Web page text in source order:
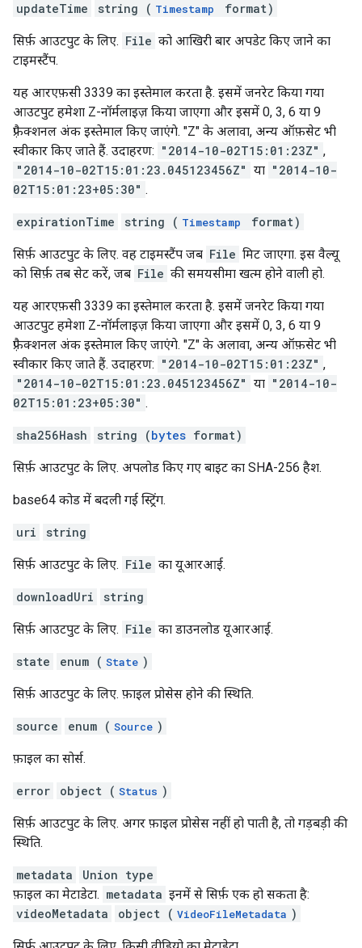
updateTime string ( Timestamp format)
सिर्फ़ आउटपुट के लिए. File को आखिरी बार अपडेट किए जाने का
टाइमस्टैंप.
यह आरएफ़सी 3339 का इस्तेमाल करता है. इसमें जनरेट किया गया
आउटपुट हमेशा Z-नॉर्मलाइज़ किया जाएगा और इसमें 0, 3, 6 या 9
फ़्रैक्शनल अंक इस्तेमाल किए जाएंगे. "Z" के अलावा, अन्य ऑफ़सेट भी
स्वीकार किए जाते हैं. उदाहरण: "2014-10-02T15:01:23Z" ,
"2014-10-02T15:01:23.045123456Z" या "2014-10-
02T15:01:23+05:30" .
expirationTime string ( Timestamp format)
सिर्फ़ आउटपुट के लिए. वह टाइमस्टैंप जब File मिट जाएगा. इस वैल्यू
को सिर्फ़ तब सेट करें, जब File की समयसीमा खत्म होने वाली हो.
यह आरएफ़सी 3339 का इस्तेमाल करता है. इसमें जनरेट किया गया
आउटपुट हमेशा Z-नॉर्मलाइज़ किया जाएगा और इसमें 0, 3, 6 या 9
फ़्रैक्शनल अंक इस्तेमाल किए जाएंगे. "Z" के अलावा, अन्य ऑफ़सेट भी
स्वीकार किए जाते हैं. उदाहरण: "2014-10-02T15:01:23Z" ,
"2014-10-02T15:01:23.045123456Z" या "2014-10-
02T15:01:23+05:30" .
sha256Hash string (bytes format)
सिर्फ़ आउटपुट के लिए. अपलोड किए गए बाइट का SHA-256 हैश.
base64 कोड में बदली गई स्ट्रिंग.
uri string
सिर्फ़ आउटपुट के लिए. File का यूआरआई.
downloadUri string
सिर्फ़ आउटपुट के लिए. File का डाउनलोड यूआरआई.
state enum ( State )
सिर्फ़ आउटपुट के लिए. फ़ाइल प्रोसेस होने की स्थिति.
source enum ( Source )
फ़ाइल का सोर्स.
error object ( Status )
सिर्फ़ आउटपुट के लिए. अगर फ़ाइल प्रोसेस नहीं हो पाती है, तो गड़बड़ी की
स्थिति.
metadata
Union type
फ़ाइल का मेटाडेटा. metadata इनमें से सिर्फ़ एक हो सकता है:
videoMetadata
object ( VideoFileMetadata )